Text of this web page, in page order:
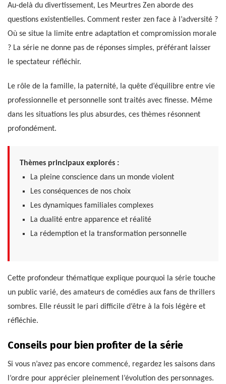
Au-delà du divertissement, Les Meurtres Zen aborde des
questions existentielles. Comment rester zen face à l’adversité ?
Où se situe la limite entre adaptation et compromission morale
? La série ne donne pas de réponses simples, préférant laisser
le spectateur réfléchir.
Le rôle de la famille, la paternité, la quête d’équilibre entre vie
professionnelle et personnelle sont traités avec finesse. Même
dans les situations les plus absurdes, ces thèmes résonnent
profondément.
Thèmes principaux explorés :
La pleine conscience dans un monde violent
Les conséquences de nos choix
Les dynamiques familiales complexes
La dualité entre apparence et réalité
La rédemption et la transformation personnelle
Cette profondeur thématique explique pourquoi la série touche
un public varié, des amateurs de comédies aux fans de thrillers
sombres. Elle réussit le pari difficile d’être à la fois légère et
réfléchie.
Conseils pour bien profiter de la série
Si vous n’avez pas encore commencé, regardez les saisons dans
l’ordre pour apprécier pleinement l’évolution des personnages.